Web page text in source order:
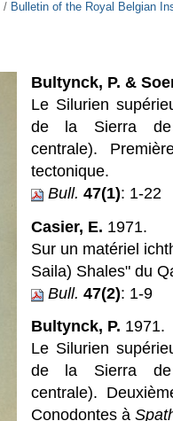
/ Bulletin of the Royal Belgian
Bultynck, P. &
Le Silurien
de la Sierra de
centrale).
tectonique.
Bull. 47(1): 1-22
Casier, E. 1971.
Sur un matériel
Saila) Shales" du
Bull. 47(2): 1-9
Bultynck, P. 1971.
Le Silurien
de la Sierra de
centrale).
Conodontes à